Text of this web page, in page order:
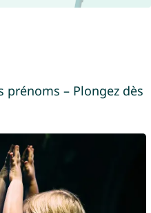
prénoms – Plongez dès